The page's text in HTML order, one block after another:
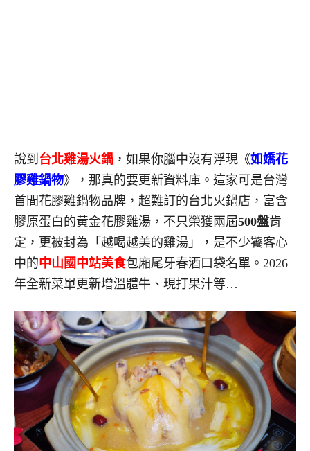
說到 台北雞湯火鍋 ，如果你腦中沒有浮現《如嬌花
膠雞鍋物》，那真的要更新資料庫。這家可是台灣
首間花膠雞鍋物品牌，超難訂的台北火鍋店，富含
膠原蛋白的黃金花膠雞湯，不只榮獲兩屆500盤肯
定，更被封為「越喝越美的雞湯」，是不少饕客心
中的中山國中站美食包廂尾牙春酒口袋名單。2026
年全新菜單更新增溫體牛、現打果汁等…